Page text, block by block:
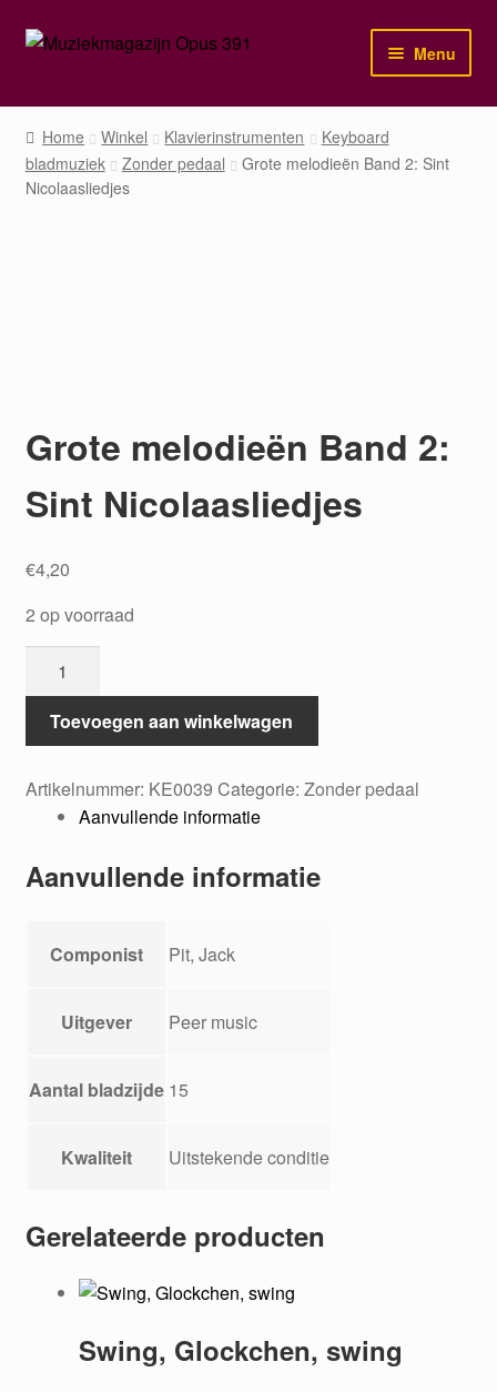
Ga
navigatie
Ga
inhoud
Menu
Home
Winkel
Home Winkel Klavierinstrumenten
Keyboard
bladmuziek
Zonder pedaal
Grote melodieën Band 2: Sint
Nicolaasliedjes
Grote melodieën Band 2:
Sint Nicolaasliedjes
€4,20
2 op voorraad
melodieën
Band
2:
Nicolaasliedjes
aantal
Toevoegen aan winkelwagen
Artikelnummer: KE0039 Categorie: Zonder pedaal
Aanvullende informatie
Aanvullende informatie
Componist Pit, Jack
Uitgever Peer music
Aantal bladzijde 15
Kwaliteit Uitstekende conditie
Gerelateerde producten
Swing, Glockchen, swing